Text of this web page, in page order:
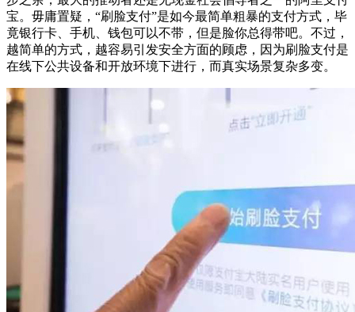
宝。毋庸置疑，“刷脸支付”是如今最简单粗暴的支付方式，毕
竟银行卡、手机、钱包可以不带，但是脸你总得带吧。不过，
越简单的方式，越容易引发安全方面的顾虑，因为刷脸支付是
在线下公共设备和开放环境下进行，而真实场景复杂多变。